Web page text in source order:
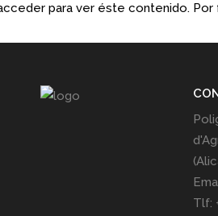
para ver éste contenido.
Tlf: